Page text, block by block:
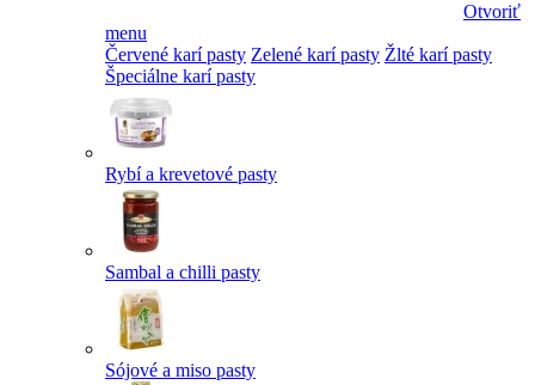
Otvoriť
menu
Červené karí pasty Zelené karí pasty Žlté karí pasty
Špeciálne karí pasty
Rybí a krevetové pasty
Sambal a chilli pasty
Sójové a miso pasty